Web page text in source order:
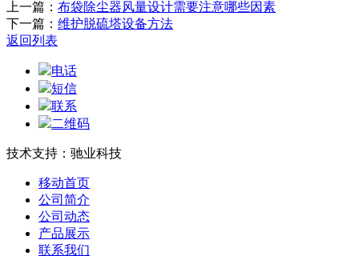
上一篇： 布袋除尘器风量设计需要注意哪些因素
下一篇： 维护脱硫塔设备方法
返回列表
电话
短信
联系
二维码
技术支持：驰业科技
移动首页
公司简介
公司动态
产品展示
联系我们